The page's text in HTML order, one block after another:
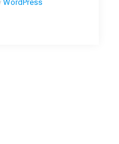
WordPress